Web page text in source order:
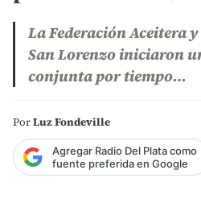
La Federación Aceitera
San Lorenzo iniciaron
conjunta por tiempo…
PorLuz Fondeville
Agregar Radio Del Plata como
fuente preferida en Google